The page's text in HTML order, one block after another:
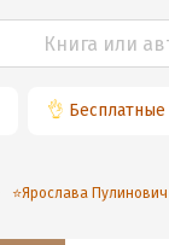
👌 Бесплатные
⭐️Ярослава Пулинович